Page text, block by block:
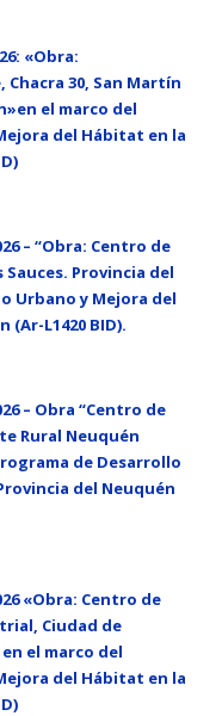
«Obra:
30, San Martín
el marco del
del Hábitat en la
– “Obra: Centro de
Provincia del
Urbano y Mejora del
L1420 BID).
– Obra “Centro de
Rural Neuquén
de Desarrollo
del Neuquén
«Obra: Centro de
Ciudad de
el marco del
del Hábitat en la